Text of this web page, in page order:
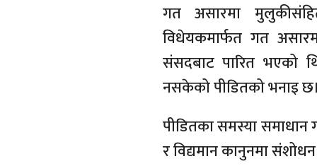
गत असारमा
विधेयकमार्फत गत
संसदबाट पारित भएको
नसकेको पीडितको भनाइ
पीडितका समस्या समाधान
र विद्यमान कानुनमा